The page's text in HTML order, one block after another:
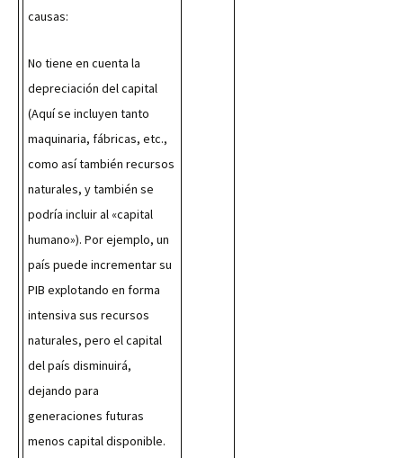
causas:
No tiene en cuenta la
depreciación del capital
(Aquí se incluyen tanto
maquinaria, fábricas, etc.,
como así también recursos
naturales, y también se
podría incluir al «capital
humano»). Por ejemplo, un
país puede incrementar su
PIB explotando en forma
intensiva sus recursos
naturales, pero el capital
del país disminuirá,
dejando para
generaciones futuras
menos capital disponible.